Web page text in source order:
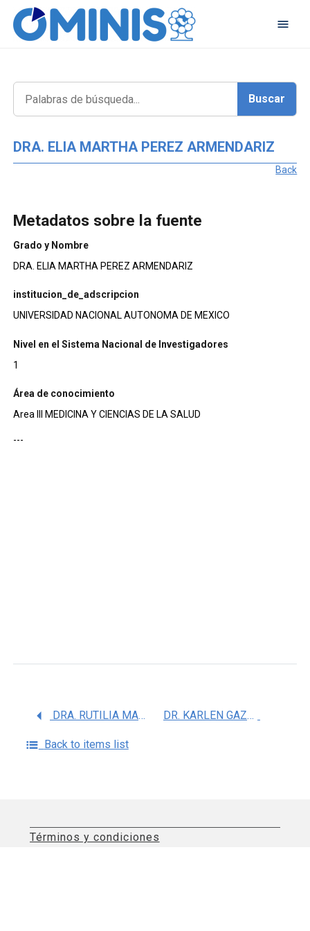
DRA. ELIA MARTHA PEREZ ARMENDARIZ
Back
Metadatos sobre la fuente
Grado y Nombre
DRA. ELIA MARTHA PEREZ ARMENDARIZ
institucion_de_adscripcion
UNIVERSIDAD NACIONAL AUTONOMA DE MEXICO
Nivel en el Sistema Nacional de Investigadores
1
Área de conocimiento
Area III MEDICINA Y CIENCIAS DE LA SALUD
---
DRA. RUTILIA MARISELA HERNANDEZ GONZALEZ DR. KARLEN GAZARIAN sin apellido Materno
Back to items list
Términos y condiciones